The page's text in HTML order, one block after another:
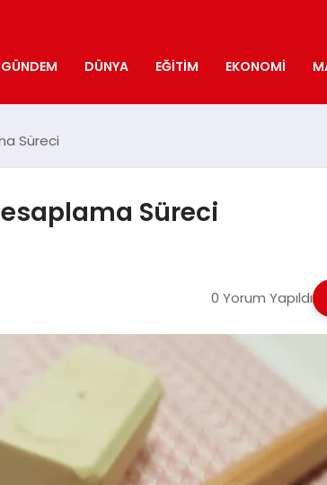
GÜNDEM DÜNYA EĞITIM EKONOMI
Süreci
Süreci
0 Yorum Yapıldı